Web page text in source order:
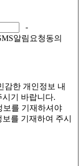
-
알림요청동의
감한 개인정보 내
기 바랍니다.
보를 기재하셔야
를 기재하여 주시